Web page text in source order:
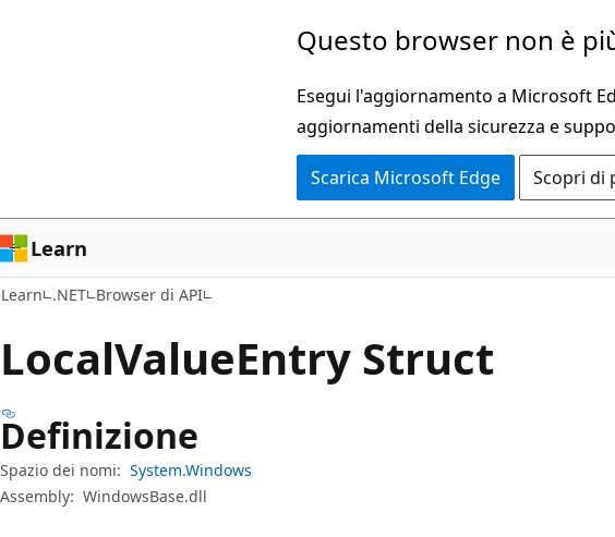
Questo browser non è
Esegui l'aggiornamento a Microsoft
aggiornamenti della sicurezza e
Scarica Microsoft Edge Scopri di
Learn
Learn .NET Browser di API
LocalValueEntry Struct
Definizione
Spazio dei nomi: System.Windows
Assembly: WindowsBase.dll